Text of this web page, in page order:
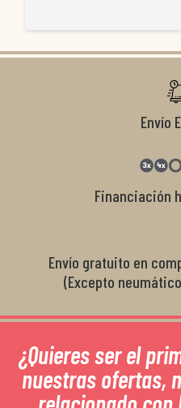
Envío
Financiación
Envío gratuito en
(Excepto
¿Quieres ser el
nuestras ofertas,